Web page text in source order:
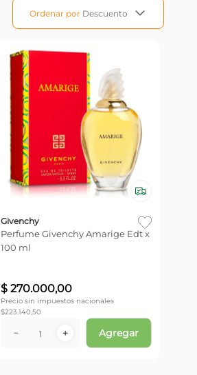
Ordenar por Descuento
Givenchy
Perfume Givenchy Amarige Edt x
100 ml
$ 270.000,00
Precio sin impuestos nacionales
$223.140,50
＋
－ Agregar